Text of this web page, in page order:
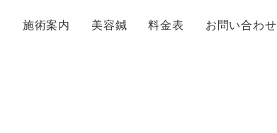
施術案内 美容鍼 料金表 お問い合わせ